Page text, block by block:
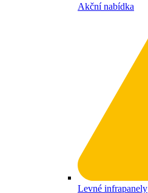
Akční nabídka
Levné infrapanely